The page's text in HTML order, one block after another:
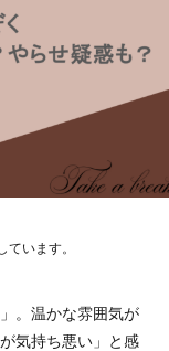
います。
。温かな雰囲気が
気持ち悪い」と感